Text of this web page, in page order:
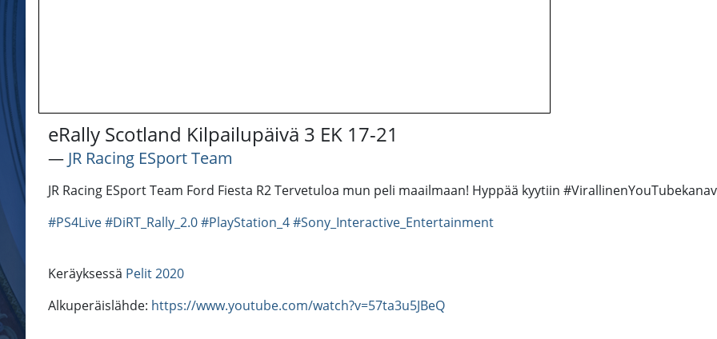
eRally Scotland Kilpailupäivä 3 EK 17-21
― JR Racing ESport Team
JR Racing ESport Team Ford Fiesta R2 Tervetuloa mun peli maailmaan! Hyppää kyytiin
#PS4Live#DiRT_Rally_2.0#PlayStation_4#Sony_Interactive_Entertainment
Keräyksessä Pelit 2020
Alkuperäislähde: https://www.youtube.com/watch?v=57ta3u5JBeQ